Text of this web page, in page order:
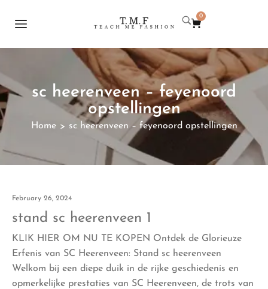
0
sc heerenveen – feyenoord
opstellingen
Home > sc heerenveen – feyenoord opstellingen
February 26, 2024
stand sc heerenveen 1
KLIK HIER OM NU TE KOPEN Ontdek de Glorieuze
Erfenis van SC Heerenveen: Stand sc heerenveen
Welkom bij een diepe duik in de rijke geschiedenis en
opmerkelijke prestaties van SC Heerenveen, de trots van